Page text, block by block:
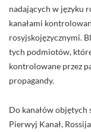
nadających w języku
kanałami
rosyjskojęzycznymi.
tych podmiotów,
kontrolowane przez
propagandy.
Do kanałów objętych
Pierwyj Kanał,